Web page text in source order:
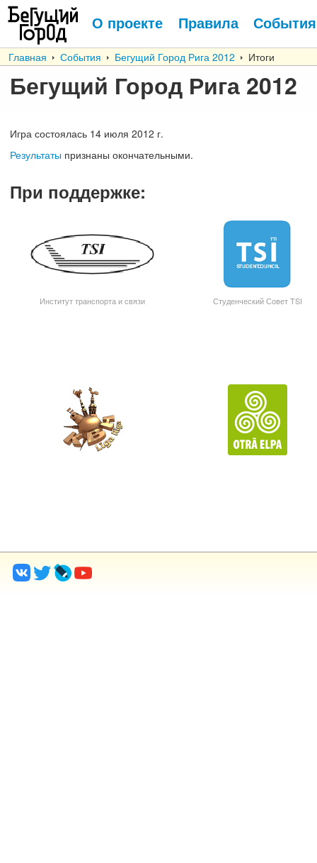
О проекте Правила События
Главная События Бегущий Город Рига 2012 Итоги
Бегущий Город Рига 2012
Игра состоялась 14 июля 2012 г.
Результаты признаны окончательными.
При поддержке:
Институт транспорта и связи Студенческий Совет TSI